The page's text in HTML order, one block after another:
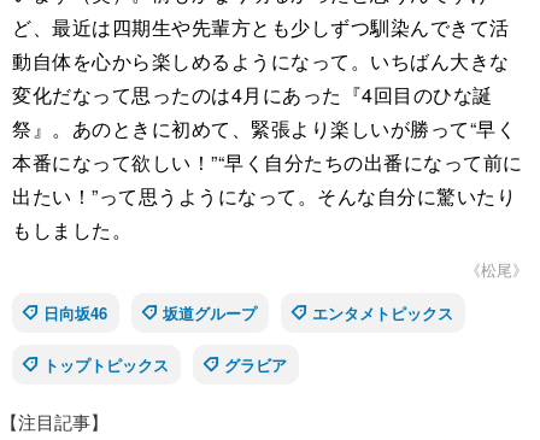
ど、最近は四期生や先輩方とも少しずつ馴染んできて活
動自体を心から楽しめるようになって。いちばん大きな
変化だなって思ったのは4月にあった『4回目のひな誕
祭』。あのときに初めて、緊張より楽しいが勝って“早く
本番になって欲しい！”“早く自分たちの出番になって前に
出たい！”って思うようになって。そんな自分に驚いたり
もしました。
《松尾》
日向坂46
坂道グループ エンタメトピックス
トップトピックス グラビア
【注目記事】